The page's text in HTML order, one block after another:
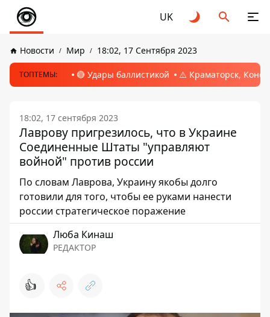
UK
Новости Мир 18:02, 17 Сентября 2023
ТОПТЕМЫ: 🔴 Удары баллистикой ⚠️ Краматорск,
18:02, 17 сентября 2023
Лаврову пригрезилось, что в Украине
Соединенные Штаты "управляют
войной" против россии
По словам Лаврова, Украину якобы долго
готовили для того, чтобы ее руками нанести
россии стратегическое поражение
Люба Кинаш
РЕДАКТОР
👍